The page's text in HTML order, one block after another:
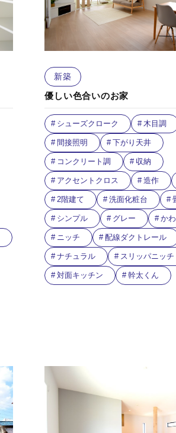
新築
優しい色合いのお家
シューズクローク 木目調
間接照明 下がり天井
コンクリート調 収納
アクセントクロス 造作
2階建て 洗面化粧台
シンプル グレー か
ニッチ 配線ダクトレール
ナチュラル スリッパニッチ
対面キッチン 幹太くん